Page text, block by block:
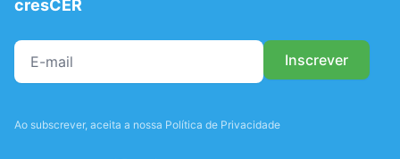
cresCER
Ao subscrever, aceita a nossa Política de Privacidade